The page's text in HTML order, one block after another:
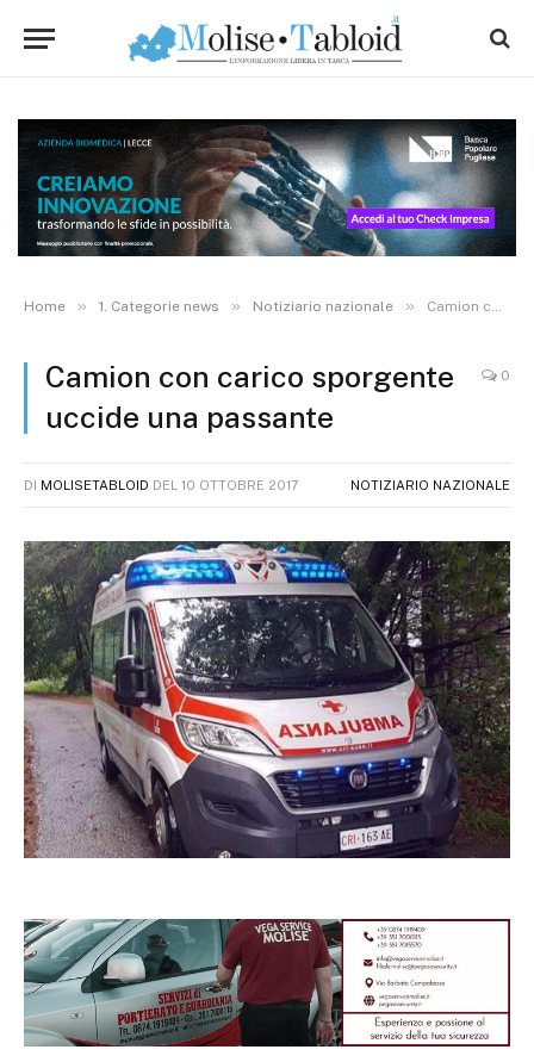
Home » 1. Categorie news » Notiziario nazionale » Camion con carico sporgente uccide una passante
Camion con carico sporgente
uccide una passante
0
DI MOLISETABLOID DEL 10 OTTOBRE 2017 NOTIZIARIO NAZIONALE